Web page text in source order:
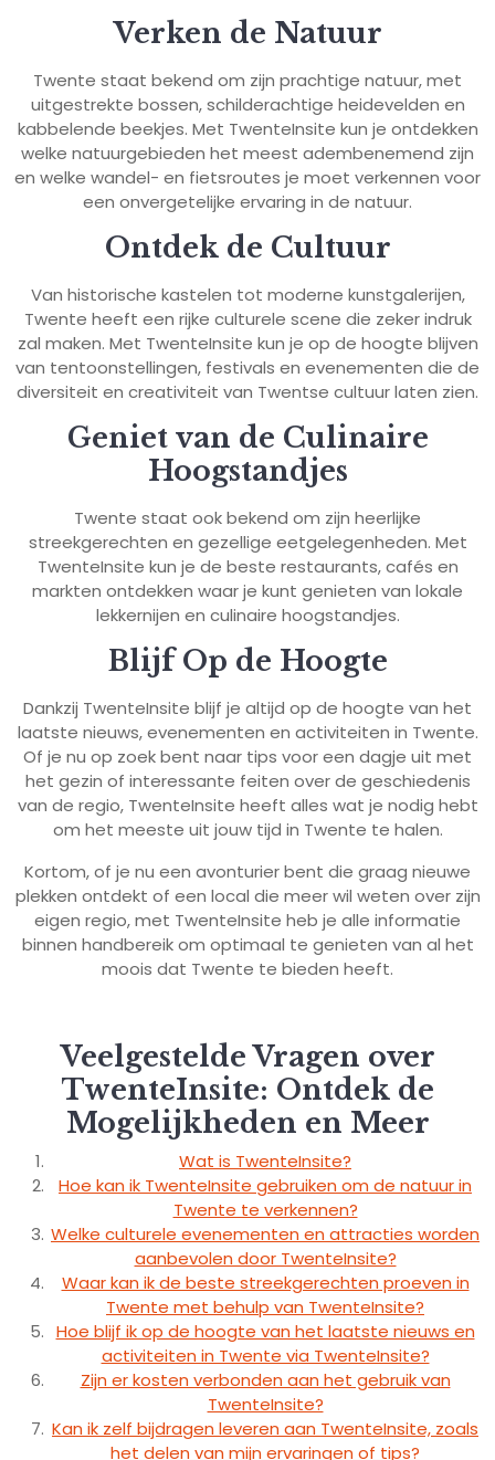
Verken de Natuur
Twente staat bekend om zijn prachtige natuur, met
uitgestrekte bossen, schilderachtige heidevelden en
kabbelende beekjes. Met TwenteInsite kun je ontdekken
welke natuurgebieden het meest adembenemend zijn
en welke wandel- en fietsroutes je moet verkennen voor
een onvergetelijke ervaring in de natuur.
Ontdek de Cultuur
Van historische kastelen tot moderne kunstgalerijen,
Twente heeft een rijke culturele scene die zeker indruk
zal maken. Met TwenteInsite kun je op de hoogte blijven
van tentoonstellingen, festivals en evenementen die de
diversiteit en creativiteit van Twentse cultuur laten zien.
Geniet van de Culinaire
Hoogstandjes
Twente staat ook bekend om zijn heerlijke
streekgerechten en gezellige eetgelegenheden. Met
TwenteInsite kun je de beste restaurants, cafés en
markten ontdekken waar je kunt genieten van lokale
lekkernijen en culinaire hoogstandjes.
Blijf Op de Hoogte
Dankzij TwenteInsite blijf je altijd op de hoogte van het
laatste nieuws, evenementen en activiteiten in Twente.
Of je nu op zoek bent naar tips voor een dagje uit met
het gezin of interessante feiten over de geschiedenis
van de regio, TwenteInsite heeft alles wat je nodig hebt
om het meeste uit jouw tijd in Twente te halen.
Kortom, of je nu een avonturier bent die graag nieuwe
plekken ontdekt of een local die meer wil weten over zijn
eigen regio, met TwenteInsite heb je alle informatie
binnen handbereik om optimaal te genieten van al het
moois dat Twente te bieden heeft.
Veelgestelde Vragen over
TwenteInsite: Ontdek de
Mogelijkheden en Meer
Wat is TwenteInsite?
Hoe kan ik TwenteInsite gebruiken om de natuur in
Twente te verkennen?
Welke culturele evenementen en attracties worden
aanbevolen door TwenteInsite?
Waar kan ik de beste streekgerechten proeven in
Twente met behulp van TwenteInsite?
Hoe blijf ik op de hoogte van het laatste nieuws en
activiteiten in Twente via TwenteInsite?
Zijn er kosten verbonden aan het gebruik van
TwenteInsite?
Kan ik zelf bijdragen leveren aan TwenteInsite, zoals
het delen van mijn ervaringen of tips?